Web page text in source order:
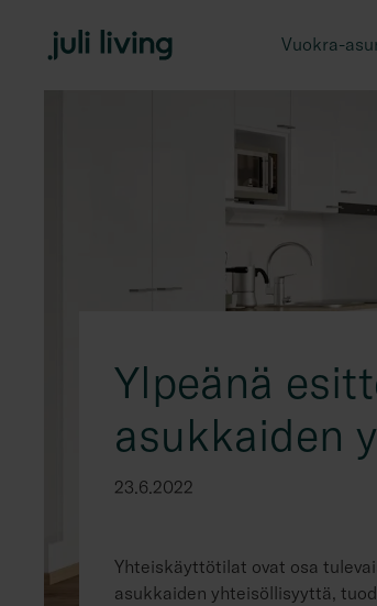
Vuokra-
Ylpeänä
asukkaiden
23.6.2022
Yhteiskäyttötilat ovat osa
asukkaiden yhteisöllisyyttä,